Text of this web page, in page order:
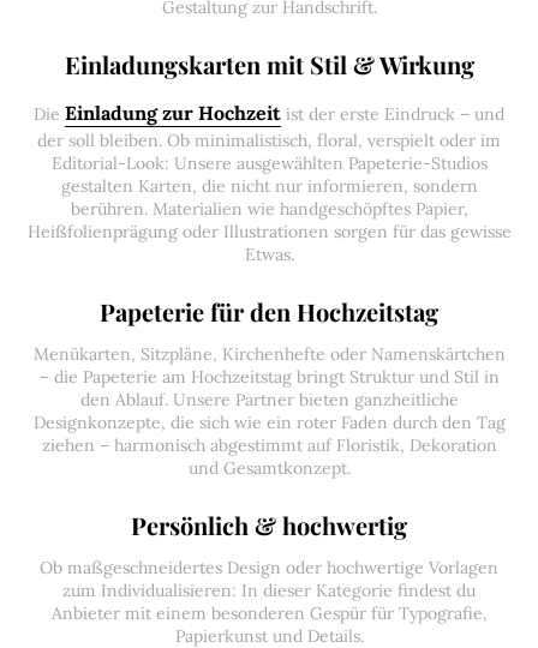
Gestaltung zur Handschrift.
Einladungskarten mit Stil & Wirkung
Die Einladung zur Hochzeit ist der erste Eindruck – und
der soll bleiben. Ob minimalistisch, floral, verspielt oder im
Editorial-Look: Unsere ausgewählten Papeterie-Studios
gestalten Karten, die nicht nur informieren, sondern
berühren. Materialien wie handgeschöpftes Papier,
Heißfolienprägung oder Illustrationen sorgen für das gewisse
Etwas.
Papeterie für den Hochzeitstag
Menükarten, Sitzpläne, Kirchenhefte oder Namenskärtchen
– die Papeterie am Hochzeitstag bringt Struktur und Stil in
den Ablauf. Unsere Partner bieten ganzheitliche
Designkonzepte, die sich wie ein roter Faden durch den Tag
ziehen – harmonisch abgestimmt auf Floristik, Dekoration
und Gesamtkonzept.
Persönlich & hochwertig
Ob maßgeschneidertes Design oder hochwertige Vorlagen
zum Individualisieren: In dieser Kategorie findest du
Anbieter mit einem besonderen Gespür für Typografie,
Papierkunst und Details.